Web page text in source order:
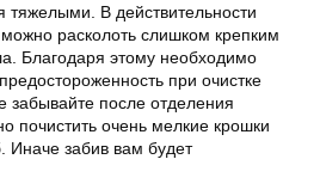
тяжелыми. В действительности
расколоть слишком крепким
Благодаря этому необходимо
при очистке
забывайте после отделения
почистить очень мелкие крошки
Иначе забив вам будет